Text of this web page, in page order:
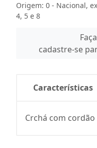
Origem: 0 - Nacional,
4, 5 e 8
cadastre-se
Características
Crchá com